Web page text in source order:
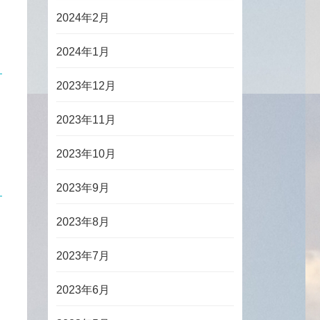
2024年2月
2024年1月
2023年12月
2023年11月
2023年10月
2023年9月
2023年8月
2023年7月
2023年6月